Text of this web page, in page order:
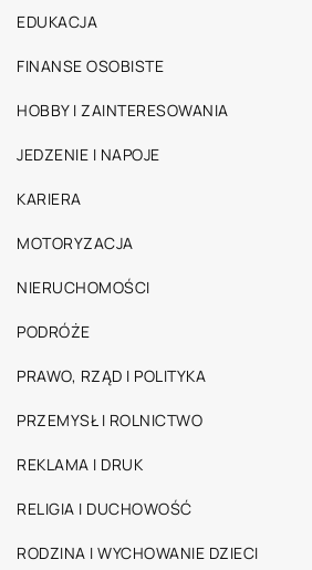
EDUKACJA
FINANSE OSOBISTE
HOBBY I ZAINTERESOWANIA
JEDZENIE I NAPOJE
KARIERA
MOTORYZACJA
NIERUCHOMOŚCI
PODRÓŻE
PRAWO, RZĄD I POLITYKA
PRZEMYSŁ I ROLNICTWO
REKLAMA I DRUK
RELIGIA I DUCHOWOŚĆ
RODZINA I WYCHOWANIE DZIECI